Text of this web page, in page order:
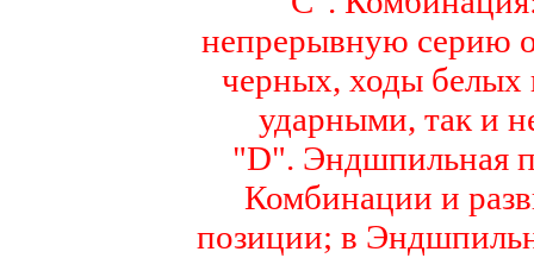
непрерывную серию
черных, ходы белых
ударными, так и
"D". Эндшпильная
Комбинации и
позиции; в